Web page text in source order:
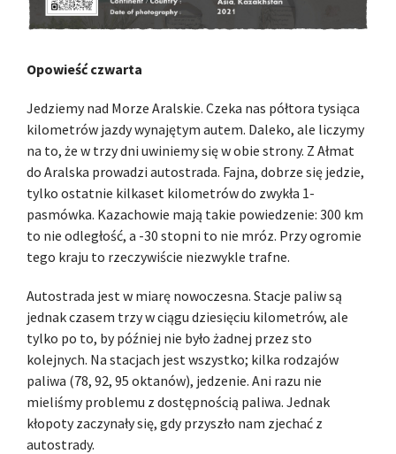
Opowieść czwarta
Jedziemy nad Morze Aralskie. Czeka nas półtora tysiąca
kilometrów jazdy wynajętym autem. Daleko, ale liczymy
na to, że w trzy dni uwiniemy się w obie strony. Z Ałmat
do Aralska prowadzi autostrada. Fajna, dobrze się jedzie,
tylko ostatnie kilkaset kilometrów do zwykła 1-
pasmówka. Kazachowie mają takie powiedzenie: 300 km
to nie odległość, a -30 stopni to nie mróz. Przy ogromie
tego kraju to rzeczywiście niezwykle trafne.
Autostrada jest w miarę nowoczesna. Stacje paliw są
jednak czasem trzy w ciągu dziesięciu kilometrów, ale
tylko po to, by później nie było żadnej przez sto
kolejnych. Na stacjach jest wszystko; kilka rodzajów
paliwa (78, 92, 95 oktanów), jedzenie. Ani razu nie
mieliśmy problemu z dostępnością paliwa. Jednak
kłopoty zaczynały się, gdy przyszło nam zjechać z
autostrady.